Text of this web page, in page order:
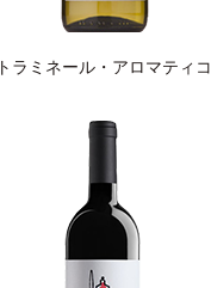
トラミネール・アロマティコ